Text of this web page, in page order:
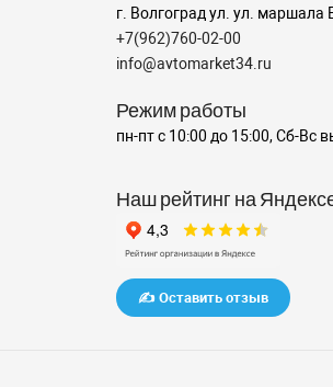
г. Волгоград ул. ул. маршала
+7(962)760-02-00
info@avtomarket34.ru
Режим работы
пн-пт с 10:00 до 15:00, Сб-Вс
Наш рейтинг на
✍️ Оставить отзыв